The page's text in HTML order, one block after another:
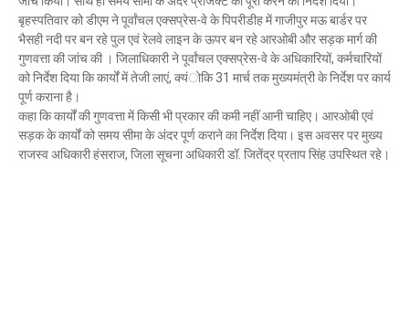
Mau Beat Media-Dec 06 2022
Mau:-शिव धनुष भंग,राम बारात कल
Mau Beat Media-Nov 28 2022
Mau:-जांच में 74 खाद्य नमूनों में 19 में मिली मिलावट
Mau Beat Media
Mau:-जिला पंचायत सदस्य प्रतिनिधि को बनाया बंधक
Mau Beat Media -Nov 14 2022
Mau:-सांप को हाथ में लपेटे में पहुंचा युवक अस्पताल, मची अफरा
बृहस्पतिवार को डीएम ने पूर्वांचल एक्सप्रेस-वे के पिपरीडीह में गाजीपुर मऊ बार्डर पर
भैसही नदी पर बन रहे पुल एवं रेलवे लाइन के ऊपर बन रहे आरओबी और सड़क मार्ग की
गुणवत्ता की जांच की । जिलाधिकारी ने पूर्वांचल एक्सप्रेस-वे के अधिकारियों, कर्मचारियों
को निर्देश दिया कि कार्यों में तेजी लाएं, क्यंोकि 31 मार्च तक मुख्यमंत्री के निर्देश पर कार्य
पूर्ण कराना है।
कहा कि कार्यों की गुणवत्ता में किसी भी प्रकार की कमी नहीं आनी चाहिए। आरओबी एवं
सड़क के कार्यों को समय सीमा के अंदर पूर्ण कराने का निर्देश दिया। इस अवसर पर मुख्य
राजस्व अधिकारी हंसराज, जिला सूचना अधिकारी डॉ. जितेंद्र प्रताप सिंह उपस्थित रहे।